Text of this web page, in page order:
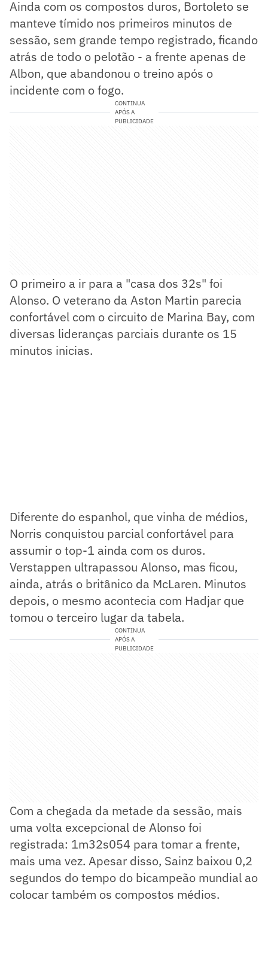
Ainda com os compostos duros, Bortoleto se
manteve tímido nos primeiros minutos de
sessão, sem grande tempo registrado, ficando
atrás de todo o pelotão - a frente apenas de
Albon, que abandonou o treino após o
incidente com o fogo.
CONTINUA
APÓS A
PUBLICIDADE
O primeiro a ir para a "casa dos 32s" foi
Alonso. O veterano da Aston Martin parecia
confortável com o circuito de Marina Bay, com
diversas lideranças parciais durante os 15
minutos inicias.
Diferente do espanhol, que vinha de médios,
Norris conquistou parcial confortável para
assumir o top-1 ainda com os duros.
Verstappen ultrapassou Alonso, mas ficou,
ainda, atrás o britânico da McLaren. Minutos
depois, o mesmo acontecia com Hadjar que
tomou o terceiro lugar da tabela.
CONTINUA
APÓS A
PUBLICIDADE
Com a chegada da metade da sessão, mais
uma volta excepcional de Alonso foi
registrada: 1m32s054 para tomar a frente,
mais uma vez. Apesar disso, Sainz baixou 0,2
segundos do tempo do bicampeão mundial ao
colocar também os compostos médios.